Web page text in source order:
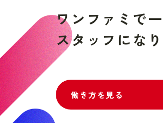
ワ ン フ ァ ミ で一
スタ ッ フ に な り
働き方を見る